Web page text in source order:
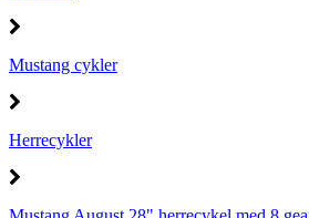
Mustang cykler
Herrecykler